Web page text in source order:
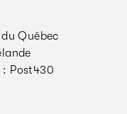
Québec
: Post430